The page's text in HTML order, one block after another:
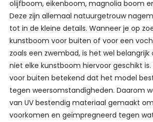
olijfboom, eikenboom, magnolia boom
Deze zijn allemaal natuurgetrouw
tot in de kleine details. Wanneer je op
kunstboom voor buiten of voor een
zoals een zwembad, is het wel
niet elke kunstboom hiervoor geschikt
voor buiten betekend dat het model
tegen weersomstandigheden. Daarom
van UV bestendig materiaal gemaakt
voorkomen en geïmpregneerd tegen